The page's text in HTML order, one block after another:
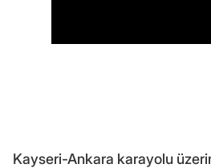
Kayseri-Ankara karayolu